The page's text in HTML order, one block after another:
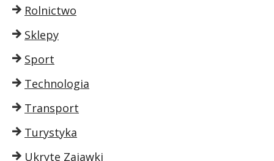
Rolnictwo
Sklepy
Sport
Technologia
Transport
Turystyka
Ukryte Zajawki